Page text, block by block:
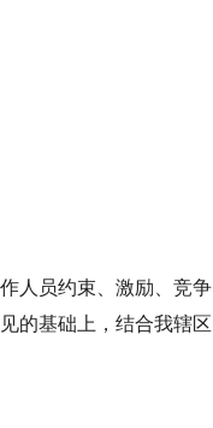
人员约束、激励、竞争
的基础上，结合我辖区